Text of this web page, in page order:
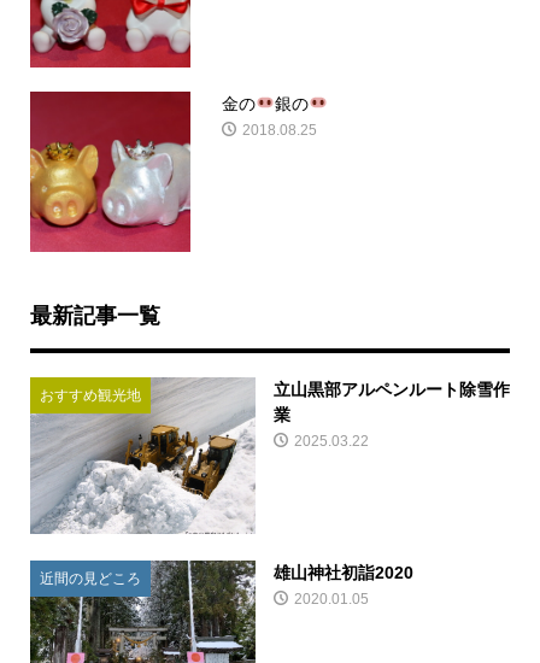
金の 銀の
2018.08.25
最新記事一覧
おすすめ観光地
立山黒部アルペンルート除雪作
業
2025.03.22
近間の見どころ 雄山神社初詣2020
2020.01.05